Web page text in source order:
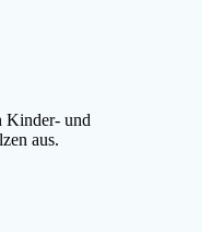
Kinder- und
aus.